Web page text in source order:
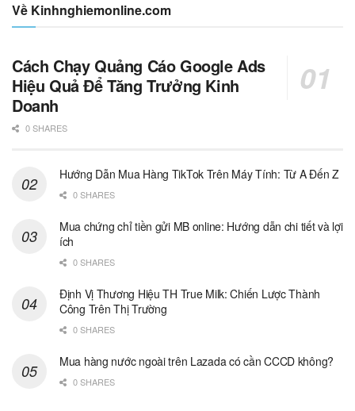
Về Kinhnghiemonline.com
Cách Chạy Quảng Cáo Google Ads
Hiệu Quả Để Tăng Trưởng Kinh
Doanh
0 SHARES
Hướng Dẫn Mua Hàng TikTok Trên Máy Tính: Từ A Đến Z
0 SHARES
Mua chứng chỉ tiền gửi MB online: Hướng dẫn chi tiết và lợi
ích
0 SHARES
Định Vị Thương Hiệu TH True Milk: Chiến Lược Thành
Công Trên Thị Trường
0 SHARES
Mua hàng nước ngoài trên Lazada có cần CCCD không?
0 SHARES